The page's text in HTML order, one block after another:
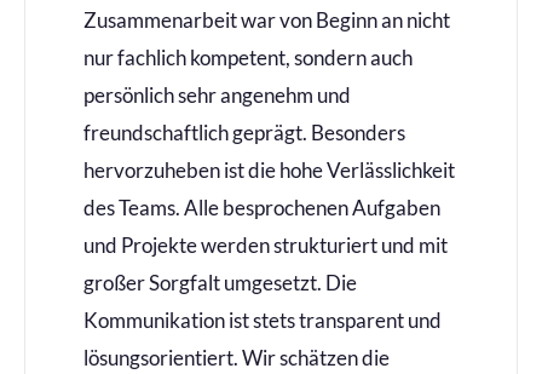
Zusammenarbeit war von Beginn an nicht
nur fachlich kompetent, sondern auch
persönlich sehr angenehm und
freundschaftlich geprägt. Besonders
hervorzuheben ist die hohe Verlässlichkeit
des Teams. Alle besprochenen Aufgaben
und Projekte werden strukturiert und mit
großer Sorgfalt umgesetzt. Die
Kommunikation ist stets transparent und
lösungsorientiert. Wir schätzen die